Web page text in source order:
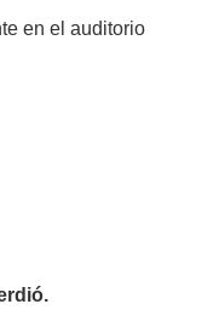
en el auditorio